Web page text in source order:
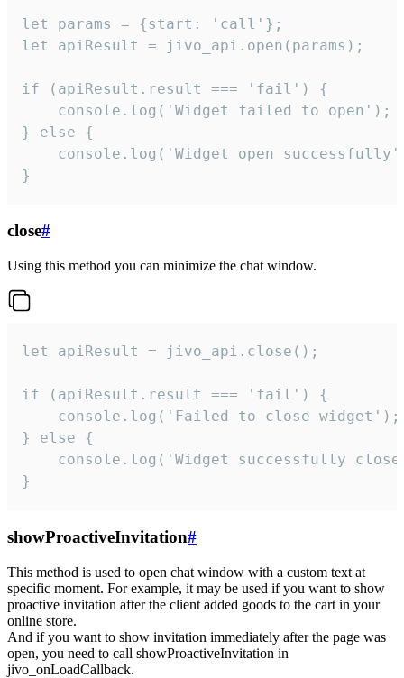
let params = {start: 'call'};
let apiResult = jivo_api.open(params);
if (apiResult.result === 'fail') {
    console.log('Widget failed to open');
} else {
console.log('Widget open
}
close#
Using this method you can minimize the chat window.
let apiResult = jivo_api.close();
if (apiResult.result === 'fail') {
    console.log('Failed to close widget');
} else {
console.log('Widget successfully
}
showProactiveInvitation#
This method is used to open chat window with a custom text at
specific moment. For example, it may be used if you want to show
proactive invitation after the client added goods to the cart in your
online store.
And if you want to show invitation immediately after the page was
open, you need to call showProactiveInvitation in
jivo_onLoadCallback.